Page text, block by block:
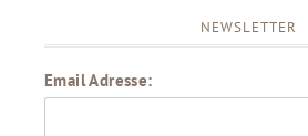
NEWSLETTER
Email Adresse: